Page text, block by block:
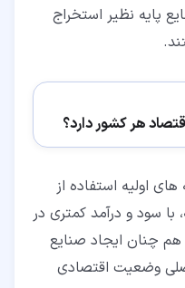
پایه نظیر استخراج
هر کشور دارد؟
اولیه استفاده از
با سود و درآمد کمتری در
هم چنان ایجاد صنایع
وضعیت اقتصادی